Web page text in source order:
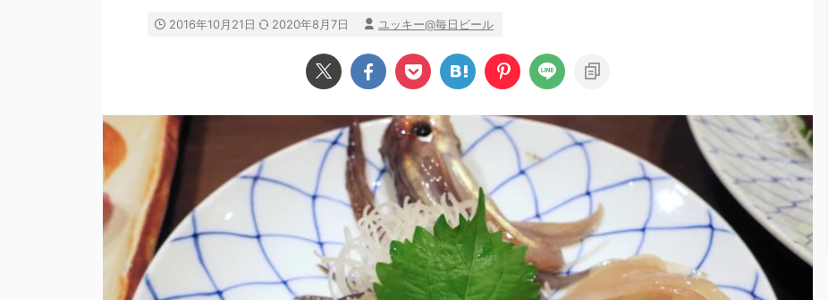
2016年10月21日 2020年8月7日 ユッキー@毎日ビール